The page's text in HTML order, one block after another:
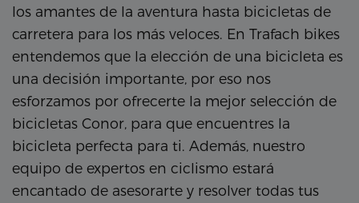
los amantes de la aventura hasta bicicletas de
carretera para los más veloces. En Trafach bikes
entendemos que la elección de una bicicleta es
una decisión importante, por eso nos
esforzamos por ofrecerte la mejor selección de
bicicletas Conor, para que encuentres la
bicicleta perfecta para ti. Además, nuestro
equipo de expertos en ciclismo estará
encantado de asesorarte y resolver todas tus